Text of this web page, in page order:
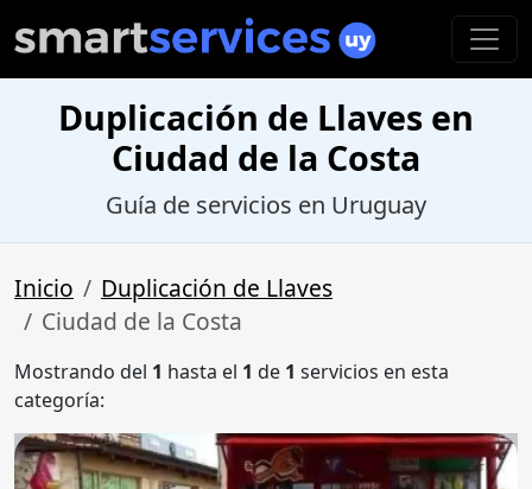
Duplicación de Llaves en
Ciudad de la Costa
Guía de servicios en Uruguay
Inicio
Duplicación de Llaves
Ciudad de la Costa
Mostrando del 1 hasta el 1 de 1 servicios en esta
categoría: